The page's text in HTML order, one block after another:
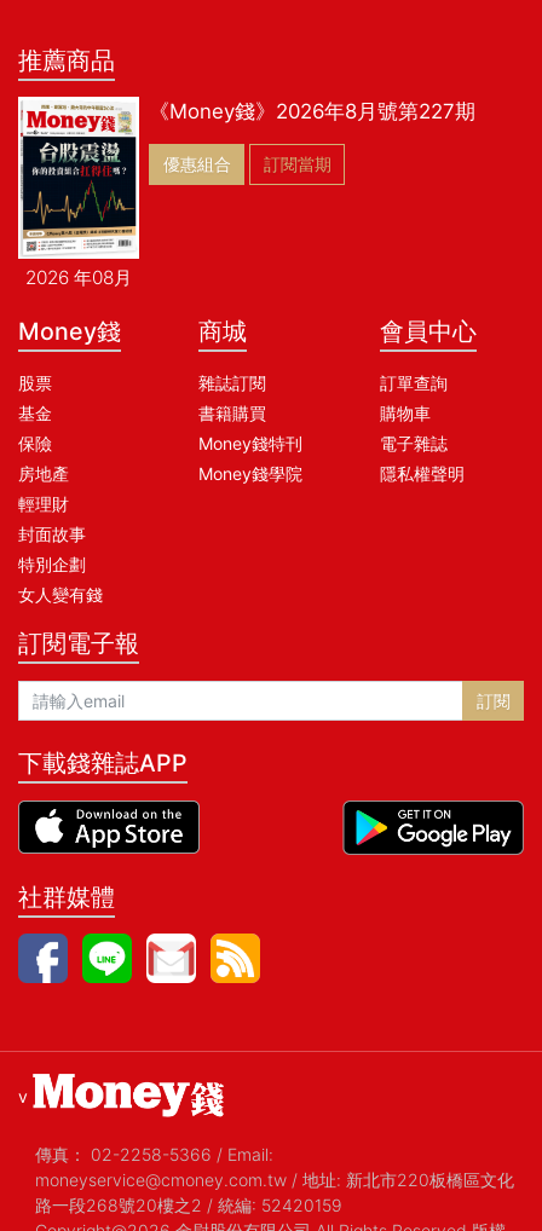
推薦商品
2026 年08月
《Money錢》2026年8月號第227期
優惠組合 訂閱當期
Money錢
股票
基金
保險
房地產
輕理財
封面故事
特別企劃
女人變有錢
商城
雜誌訂閱
書籍購買
Money錢特刊
Money錢學院
會員中心
訂單查詢
購物車
電子雜誌
隱私權聲明
訂閱電子報
訂閱
下載錢雜誌APP
社群媒體
v
傳真： 02-2258-5366 / Email:
moneyservice@cmoney.com.tw / 地址: 新北市220板橋區文化
路一段268號20樓之2 / 統編: 52420159